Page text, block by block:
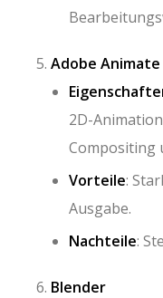
Adobe Animate
2D-
Compositing
Vorteile:
Ausgabe.
Nachteile:
Blender